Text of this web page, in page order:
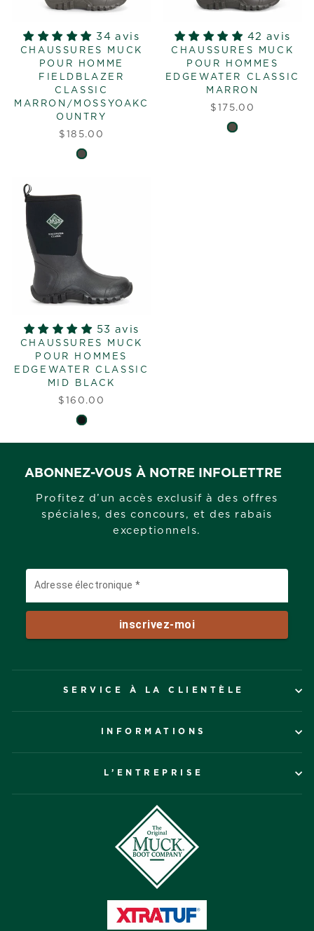
34 avis
CHAUSSURES MUCK
POUR HOMME
FIELDBLAZER
CLASSIC
MARRON/MOSSYOAKC
OUNTRY
$185.00
42 avis
CHAUSSURES MUCK
POUR HOMMES
EDGEWATER CLASSIC
MARRON
$175.00
53 avis
CHAUSSURES MUCK
POUR HOMMES
EDGEWATER CLASSIC
MID BLACK
$160.00
ABONNEZ-VOUS À NOTRE INFOLETTRE
Profitez d’un accès exclusif à des offres
spéciales, des concours, et des rabais
exceptionnels.
SERVICE À LA CLIENTÈLE
INFORMATIONS
L’ENTREPRISE